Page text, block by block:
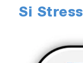
Si Stress